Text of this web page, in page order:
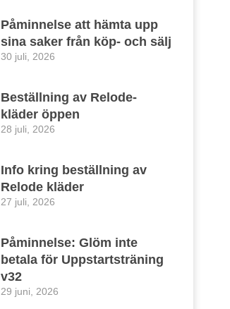
Påminnelse att hämta upp
sina saker från köp- och sälj
30 juli, 2026
Beställning av Relode-
kläder öppen
28 juli, 2026
Info kring beställning av
Relode kläder
27 juli, 2026
Påminnelse: Glöm inte
betala för Uppstartsträning
v32
29 juni, 2026